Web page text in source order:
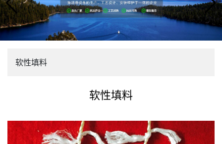
软性填料
软性填料